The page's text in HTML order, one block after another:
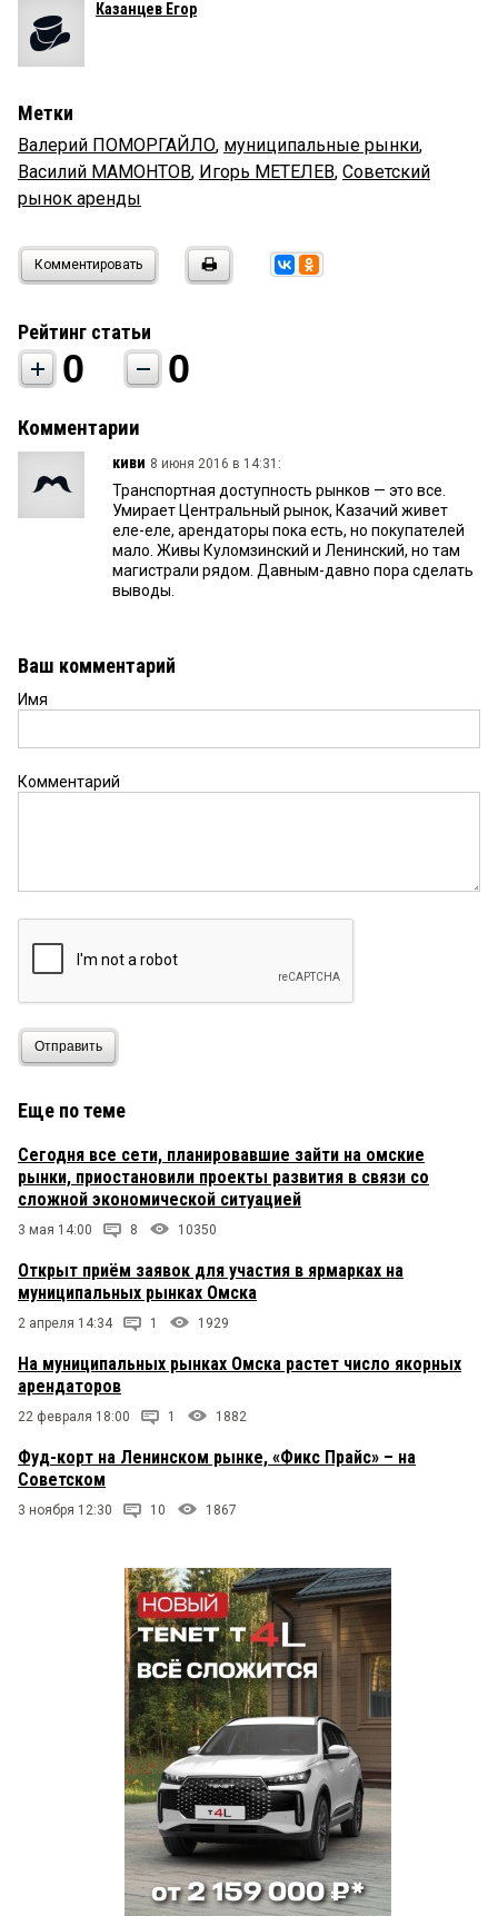
Казанцев Егор
Метки
Валерий ПОМОРГАЙЛО, муниципальные рынки,
Василий МАМОНТОВ, Игорь МЕТЕЛЕВ, Советский
рынок аренды
Комментировать
Рейтинг статьи
0 0
Комментарии
киви 8 июня 2016 в 14:31:
Транспортная доступность рынков — это все.
Умирает Центральный рынок, Казачий живет
еле-еле, арендаторы пока есть, но покупателей
мало. Живы Куломзинский и Ленинский, но там
магистрали рядом. Давным-давно пора сделать
выводы.
Ваш комментарий
Имя
Комментарий
Отправить
Еще по теме
Сегодня все сети, планировавшие зайти на омские
рынки, приостановили проекты развития в связи со
сложной экономической ситуацией
3 мая 14:00 8 10350
Открыт приём заявок для участия в ярмарках на
муниципальных рынках Омска
2 апреля 14:34 1 1929
На муниципальных рынках Омска растет число якорных
арендаторов
22 февраля 18:00 1 1882
Фуд-корт на Ленинском рынке, «Фикс Прайс» – на
Советском
3 ноября 12:30 10 1867